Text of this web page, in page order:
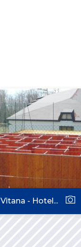
Vitana - Hotel...